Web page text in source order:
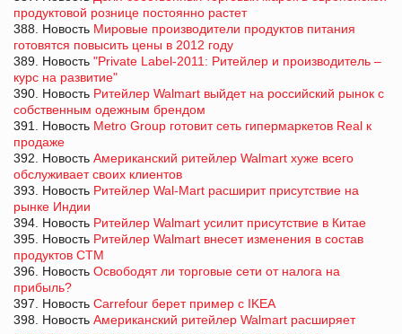
продуктовой рознице постоянно растет
388. Новость Мировые производители продуктов питания
готовятся повысить цены в 2012 году
389. Новость "Private Label-2011: Ритейлер и производитель –
курс на развитие"
390. Новость Ритейлер Walmart выйдет на российский рынок с
собственным одежным брендом
391. Новость Metro Group готовит сеть гипермаркетов Real к
продаже
392. Новость Американский ритейлер Walmart хуже всего
обслуживает своих клиентов
393. Новость Ритейлер Wal-Мart расширит присутствие на
рынке Индии
394. Новость Ритейлер Walmart усилит присутствие в Китае
395. Новость Ритейлер Walmart внесет изменения в состав
продуктов СТМ
396. Новость Освободят ли торговые сети от налога на
прибыль?
397. Новость Carrefour берет пример с IKEA
398. Новость Американский ритейлер Walmart расширяет